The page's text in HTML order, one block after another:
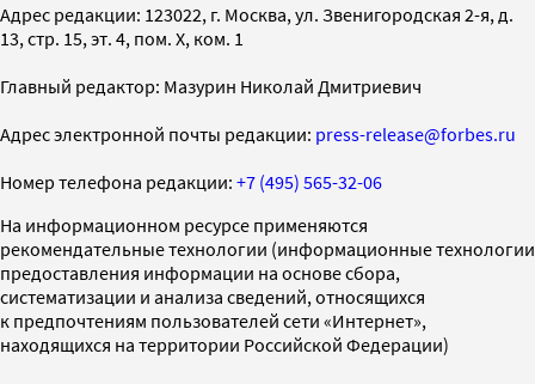
Адрес редакции: 123022, г. Москва, ул. Звенигородская 2-я, д.
13, стр. 15, эт. 4, пом. X, ком. 1
Главный редактор: Мазурин Николай Дмитриевич
Адрес электронной почты редакции: press-release@forbes.ru
Номер телефона редакции: +7 (495) 565-32-06
На информационном ресурсе применяются
рекомендательные технологии (информационные технологии
предоставления информации на основе сбора,
систематизации и анализа сведений, относящихся
к предпочтениям пользователей сети «Интернет»,
находящихся на территории Российской Федерации)